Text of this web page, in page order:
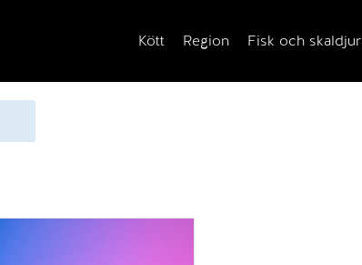
Kött Region Fisk och skaldjur